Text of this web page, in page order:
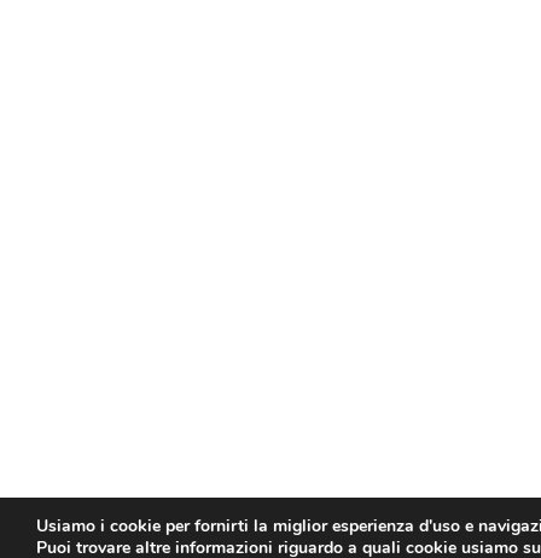
Usiamo i cookie per fornirti la miglior esperienza d'uso e
Puoi trovare altre informazioni riguardo a quali cookie usiamo